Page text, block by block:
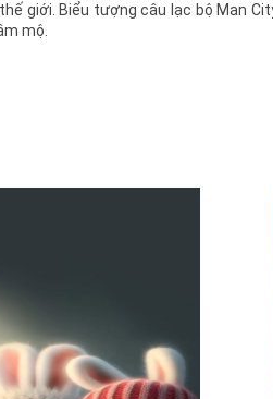
giới. Biểu tượng câu lạc bộ Man
mộ.